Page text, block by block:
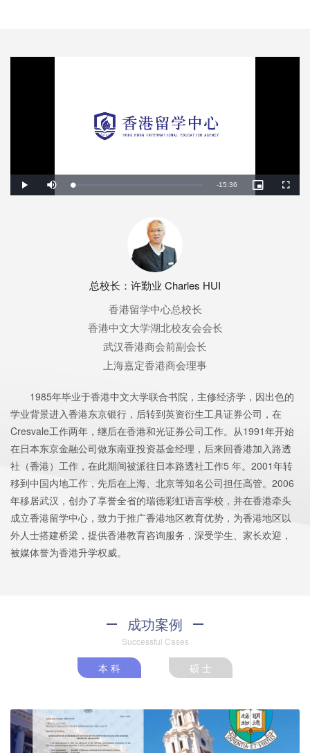
Play Mute Loaded
2.43%
Remaining
-15:36
Picture-
in-
Fullscreen
总校长：许勤业 Charles HUI
香港留学中心总校长
香港中文大学湖北校友会会长
武汉香港商会前副会长
上海嘉定香港商会理事
1985年毕业于香港中文大学联合书院，主修经济学，因出色的
学业背景进入香港东京银行，后转到英资衍生工具证券公司，在
Cresvale工作两年，继后在香港和光证券公司工作。从1991年开始
在日本东京金融公司做东南亚投资基金经理，后来回香港加入路透
社（香港）工作，在此期间被派往日本路透社工作5 年。2001年转
移到中国内地工作，先后在上海、北京等知名公司担任高管。2006
年移居武汉，创办了享誉全省的瑞德彩虹语言学校，并在香港牵头
成立香港留学中心，致力于推广香港地区教育优势，为香港地区以
外人士搭建桥梁，提供香港教育咨询服务，深受学生、家长欢迎，
被媒体誉为香港升学权威。
成功案例
Successful Cases
本 科 硕 士